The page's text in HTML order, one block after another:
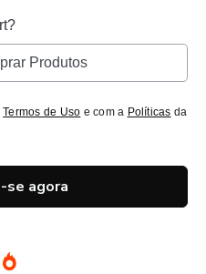
Produtos
Termos de Uso e com a Políticas da
se agora